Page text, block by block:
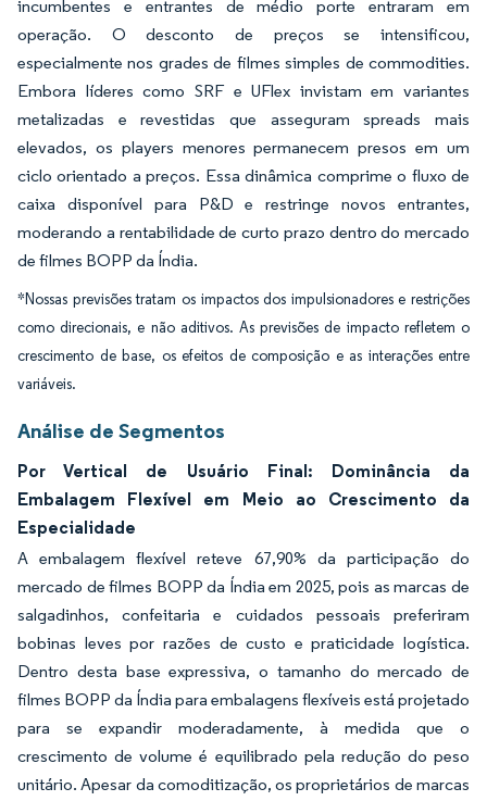
incumbentes e entrantes de médio porte entraram em
operação. O desconto de preços se intensificou,
especialmente nos grades de filmes simples de commodities.
Embora líderes como SRF e UFlex invistam em variantes
metalizadas e revestidas que asseguram spreads mais
elevados, os players menores permanecem presos em um
ciclo orientado a preços. Essa dinâmica comprime o fluxo de
caixa disponível para P&D e restringe novos entrantes,
moderando a rentabilidade de curto prazo dentro do mercado
de filmes BOPP da Índia.
*Nossas previsões tratam os impactos dos impulsionadores e restrições
como direcionais, e não aditivos. As previsões de impacto refletem o
crescimento de base, os efeitos de composição e as interações entre
variáveis.
Análise de Segmentos
Por Vertical de Usuário Final: Dominância da
Embalagem Flexível em Meio ao Crescimento da
Especialidade
A embalagem flexível reteve 67,90% da participação do
mercado de filmes BOPP da Índia em 2025, pois as marcas de
salgadinhos, confeitaria e cuidados pessoais preferiram
bobinas leves por razões de custo e praticidade logística.
Dentro desta base expressiva, o tamanho do mercado de
filmes BOPP da Índia para embalagens flexíveis está projetado
para se expandir moderadamente, à medida que o
crescimento de volume é equilibrado pela redução do peso
unitário. Apesar da comoditização, os proprietários de marcas